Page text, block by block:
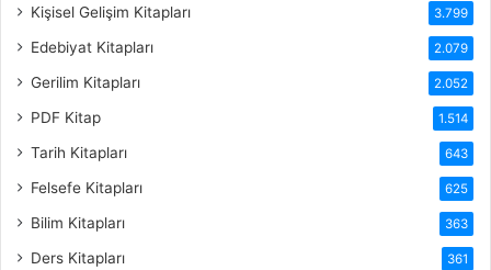
Kişisel Gelişim Kitapları 3.799
Edebiyat Kitapları 2.079
Gerilim Kitapları 2.052
PDF Kitap 1.514
Tarih Kitapları 643
Felsefe Kitapları 625
Bilim Kitapları 363
Ders Kitapları 361